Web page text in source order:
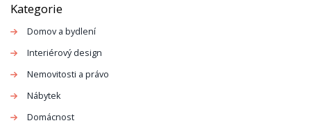
Kategorie
Domov a bydlení
Interiérový design
Nemovitosti a právo
Nábytek
Domácnost